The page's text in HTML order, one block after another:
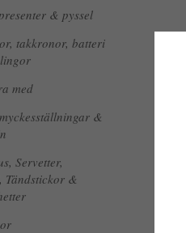
& pyssel
takkronor, batteri
med
&
Servetter,
Tändstickor &